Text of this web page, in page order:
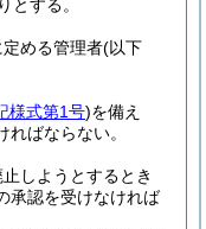
とする。
定める管理者(以下
様式第1号)を備え
ばならない。
しようとするとき
承認を受けなければ